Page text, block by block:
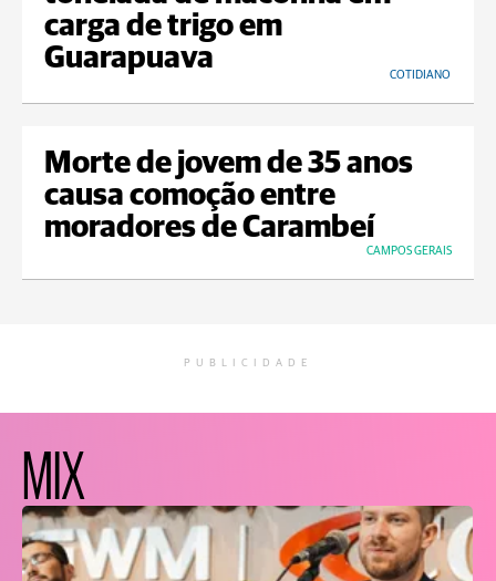
carga de trigo em
Guarapuava
COTIDIANO
Morte de jovem de 35 anos
causa comoção entre
moradores de Carambeí
CAMPOS GERAIS
PUBLICIDADE
MIX